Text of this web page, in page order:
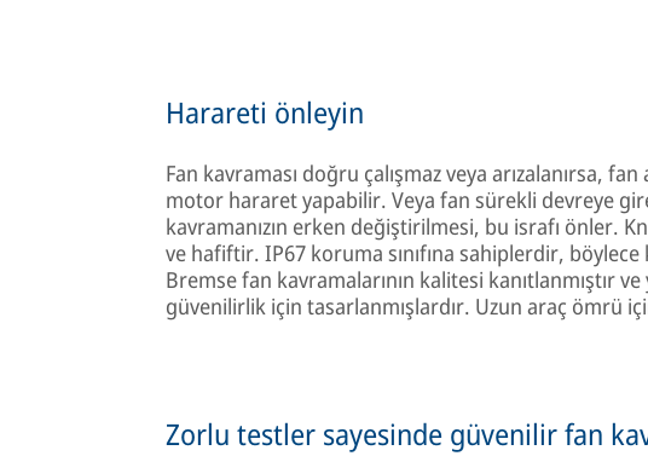
Harareti önleyin
Fan kavraması doğru çalışmaz veya arızalanırsa,
motor hararet yapabilir. Veya fan sürekli devreye
kavramanızın erken değiştirilmesi, bu israfı önler.
ve hafiftir. IP67 koruma sınıfına sahiplerdir,
Bremse fan kavramalarının kalitesi kanıtlanmıştır
güvenilirlik için tasarlanmışlardır. Uzun araç ömrü
Zorlu testler sayesinde güvenilir fan